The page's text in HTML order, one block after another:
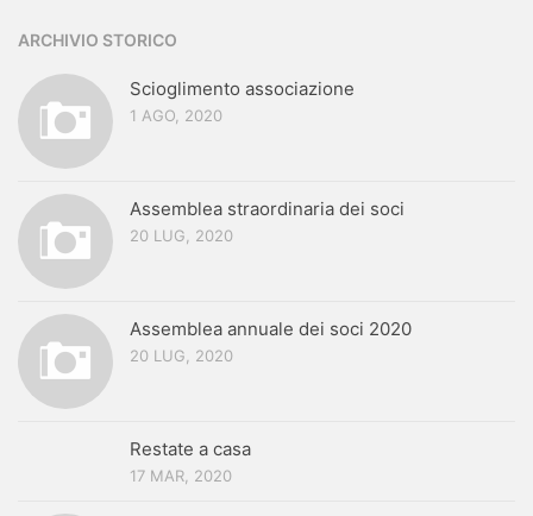
ARCHIVIO STORICO
Scioglimento associazione
1 AGO, 2020
Assemblea straordinaria dei soci
20 LUG, 2020
Assemblea annuale dei soci 2020
20 LUG, 2020
Restate a casa
17 MAR, 2020